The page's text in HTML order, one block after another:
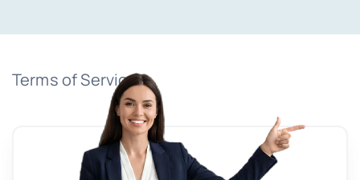
Terms of Services